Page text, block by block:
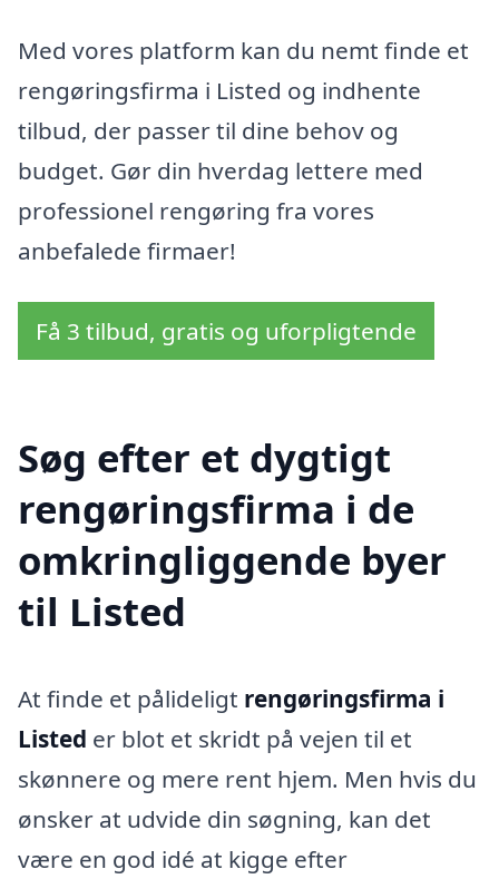
Med vores platform kan du nemt finde et
rengøringsfirma i Listed og indhente
tilbud, der passer til dine behov og
budget. Gør din hverdag lettere med
professionel rengøring fra vores
anbefalede firmaer!
Få 3 tilbud, gratis og uforpligtende
Søg efter et dygtigt
rengøringsfirma i de
omkringliggende byer
til Listed
At finde et pålideligt rengøringsfirma i
Listed er blot et skridt på vejen til et
skønnere og mere rent hjem. Men hvis du
ønsker at udvide din søgning, kan det
være en god idé at kigge efter